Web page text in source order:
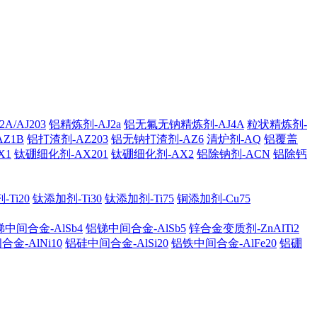
AJ203 铝精炼剂-AJ2a 铝无氟无钠精炼剂-AJ4A 粒状精炼剂-
铝打渣剂-AZ203 铝无钠打渣剂-AZ6 清炉剂-AQ 铝覆盖
钛硼细化剂-AX201 钛硼细化剂-AX2 铝除钠剂-ACN 铝除钙
-Ti20 钛添加剂-Ti30 钛添加剂-Ti75 铜添加剂-Cu75
中间合金-AlSb4 铝锑中间合金-AlSb5 锌合金变质剂-ZnAlTi2
金-AlNi10 铝硅中间合金-AlSi20 铝铁中间合金-AlFe20 铝硼